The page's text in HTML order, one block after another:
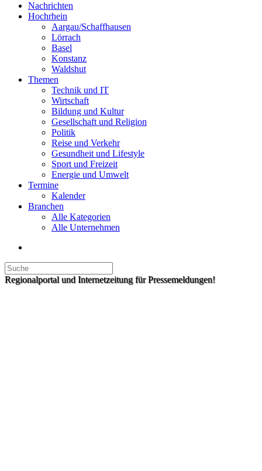
Nachrichten
Hochrhein
Aargau/Schaffhausen
Lörrach
Basel
Konstanz
Waldshut
Themen
Technik und IT
Wirtschaft
Bildung und Kultur
Gesellschaft und Religion
Politik
Reise und Verkehr
Gesundheit und Lifestyle
Sport und Freizeit
Energie und Umwelt
Termine
Kalender
Branchen
Alle Kategorien
Alle Unternehmen
Regionalportal und Internetzeitung für Pressemeldungen!